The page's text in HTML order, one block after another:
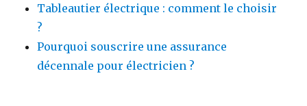
Tableautier électrique : comment le choisir
?
Pourquoi souscrire une assurance
décennale pour électricien ?